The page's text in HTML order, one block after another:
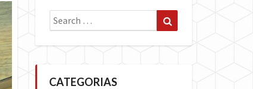
Search
for:
CATEGORIAS